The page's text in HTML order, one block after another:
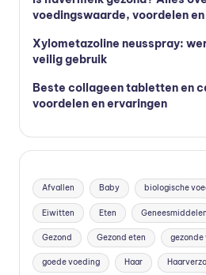
voedingswaarde, voordelen
Xylometazoline neusspray:
veilig gebruik
Beste collageen tabletten en
voordelen en ervaringen
Afvallen Baby biologische
Eiwitten Eten Geneesmiddelen
Gezond Gezond eten gezonde
goede voeding Haar